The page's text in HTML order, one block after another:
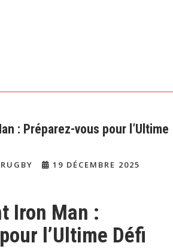
: Préparez-vous pour l’Ultime
19 DÉCEMBRE 2025
Iron Man :
l’Ultime Défi